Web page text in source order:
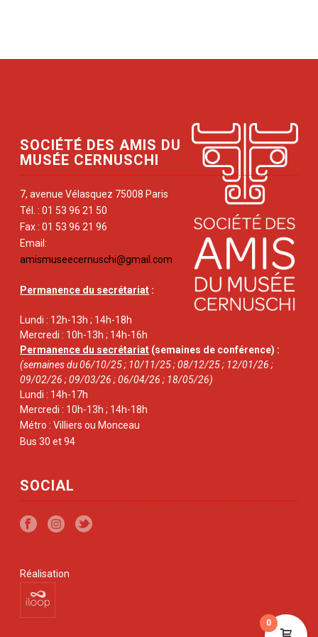
SOCIÉTÉ DES AMIS DU
MUSÉE CERNUSCHI
7, avenue Vélasquez 75008 Paris
Tél. : 01 53 96 21 50
Fax : 01 53 96 21 96
Email:
amismuseecernuschi@gmail.com
Permanence du secrétariat :
Lundi : 12h-13h ; 14h-18h
Mercredi : 10h-13h ; 14h-16h
Permanence du secrétariat (semaines de conférence) :
(semaines du 06/10/25 ; 10/11/25 ; 08/12/25 ; 12/01/26 ;
09/02/26 ; 09/03/26 ; 06/04/26 ; 18/05/26)
Lundi : 14h-17h
Mercredi : 10h-13h ; 14h-18h
Métro : Villiers ou Monceau
Bus 30 et 94
SOCIAL
Réalisation
0